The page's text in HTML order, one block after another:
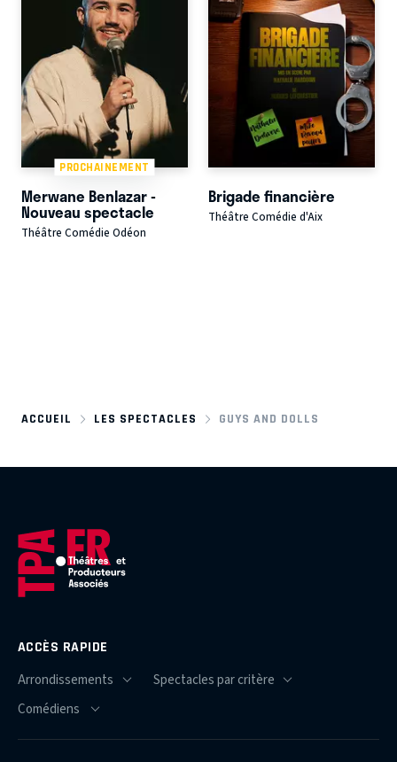
PROCHAINEMENT
Merwane Benlazar -
Nouveau spectacle
Théâtre Comédie Odéon
Brigade financière
Théâtre Comédie d'Aix
ACCUEIL LES SPECTACLES GUYS AND DOLLS
ACCÈS RAPIDE